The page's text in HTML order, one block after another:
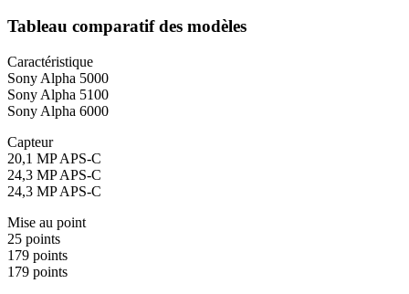
Tableau comparatif des modèles
Caractéristique
Sony Alpha 5000
Sony Alpha 5100
Sony Alpha 6000
Capteur
20,1 MP APS-C
24,3 MP APS-C
24,3 MP APS-C
Mise au point
25 points
179 points
179 points